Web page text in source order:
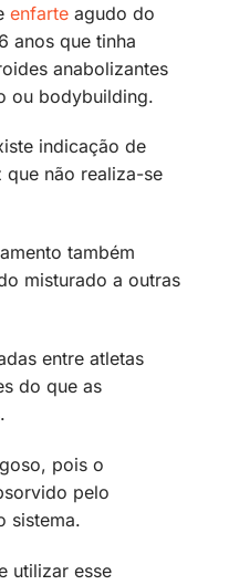
enfarte agudo do
anos que tinha
anabolizantes
ou bodybuilding.
indicação de
que não realiza-se
também
misturado a outras
entre atletas
do que as
pois o
pelo
sistema.
utilizar esse